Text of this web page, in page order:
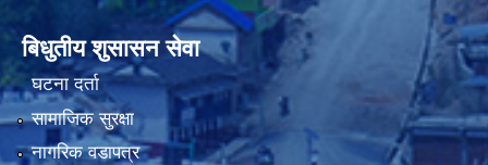
बिधुतीय शुसासन सेवा
घटना दर्ता
सामाजिक सुरक्षा
नागरिक वडापत्र